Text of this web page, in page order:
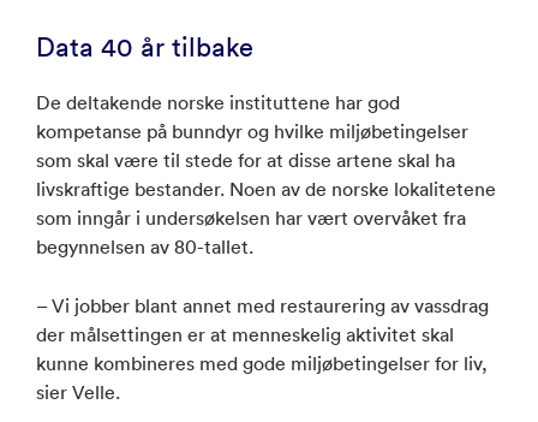
Data 40 år tilbake
De deltakende norske instituttene har god
kompetanse på bunndyr og hvilke miljøbetingelser
som skal være til stede for at disse artene skal ha
livskraftige bestander. Noen av de norske lokalitetene
som inngår i undersøkelsen har vært overvåket fra
begynnelsen av 80-tallet.
– Vi jobber blant annet med restaurering av vassdrag
der målsettingen er at menneskelig aktivitet skal
kunne kombineres med gode miljøbetingelser for liv,
sier Velle.